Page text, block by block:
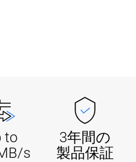
to
s
3年間の
製品保証